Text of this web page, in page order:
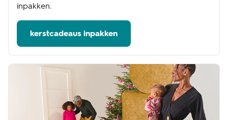
inpakken.
kerstcadeaus inpakken